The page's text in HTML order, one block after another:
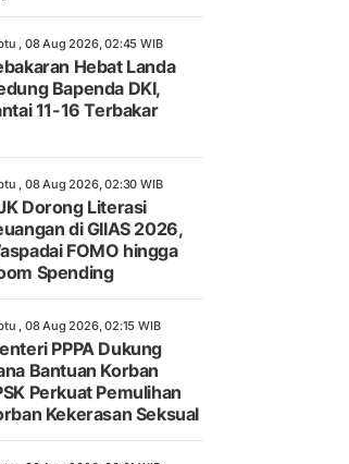
, 08 Aug 2026, 02:45 WIB
Hebat Landa
Bapenda DKI,
11-16 Terbakar
, 08 Aug 2026, 02:30 WIB
Dorong Literasi
di GIIAS 2026,
FOMO hingga
Spending
, 08 Aug 2026, 02:15 WIB
PPPA Dukung
Bantuan Korban
Perkuat Pemulihan
Kekerasan Seksual